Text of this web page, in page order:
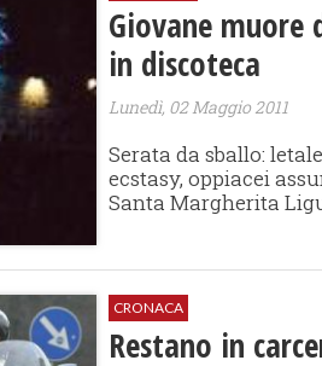
Giovane muore
in discoteca
Lunedì, 02 Maggio 2011
Serata da sballo:
ecstasy, oppiacei
Santa Margherita
CRONACA
Restano in